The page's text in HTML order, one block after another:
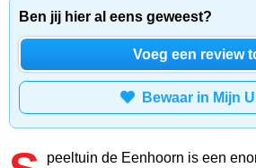
Ben jij hier al eens geweest?
Voeg een review
Bewaar in Mijn
peeltuin de Eenhoorn is een